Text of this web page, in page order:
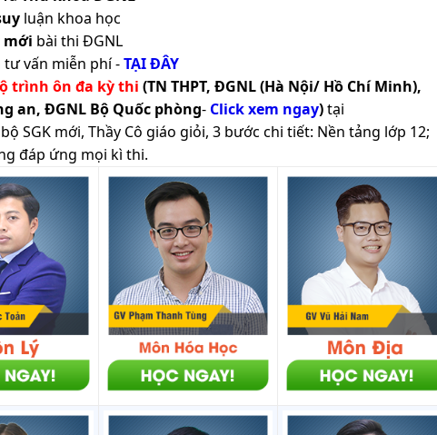
luận khoa học
mới bài thi ĐGNL
vấn miễn phí -TẠI ĐÂY
trình ôn đa kỳ thi (TN THPT, ĐGNL (Hà Nội/ Hồ Chí Minh),
an, ĐGNL Bộ Quốc phòng- Click xem ngay)tại
SGK mới, Thầy Cô giáo giỏi, 3 bước chi tiết: Nền tảng lớp 12;
đáp ứng mọi kì thi.